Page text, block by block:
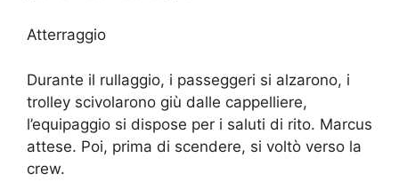
Atterraggio
Durante il rullaggio, i passeggeri si alzarono, i
trolley scivolarono giù dalle cappelliere,
l’equipaggio si dispose per i saluti di rito. Marcus
attese. Poi, prima di scendere, si voltò verso la
crew.